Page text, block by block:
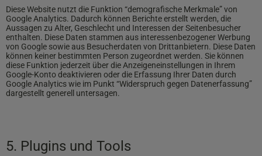
Diese Website nutzt die Funktion “demografische Merkmale” von
Google Analytics. Dadurch können Berichte erstellt werden, die
Aussagen zu Alter, Geschlecht und Interessen der Seitenbesucher
enthalten. Diese Daten stammen aus interessenbezogener Werbung
von Google sowie aus Besucherdaten von Drittanbietern. Diese Daten
können keiner bestimmten Person zugeordnet werden. Sie können
diese Funktion jederzeit über die Anzeigeneinstellungen in Ihrem
Google-Konto deaktivieren oder die Erfassung Ihrer Daten durch
Google Analytics wie im Punkt “Widerspruch gegen Datenerfassung”
dargestellt generell untersagen.
5. Plugins und Tools